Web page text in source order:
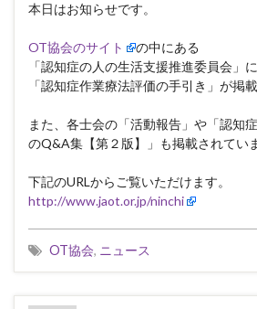
本日はお知らせです。
OT協会のサイト
の中にある
「認知症の人の生活支援推進委員会」に
「認知症作業療法評価の手引き」が掲
また、各士会の「活動報告」や「認知
のQ&A集【第２版】」も掲載されてい
下記のURLからご覧いただけます。
http://www.jaot.or.jp/ninchi
OT協会, ニュース